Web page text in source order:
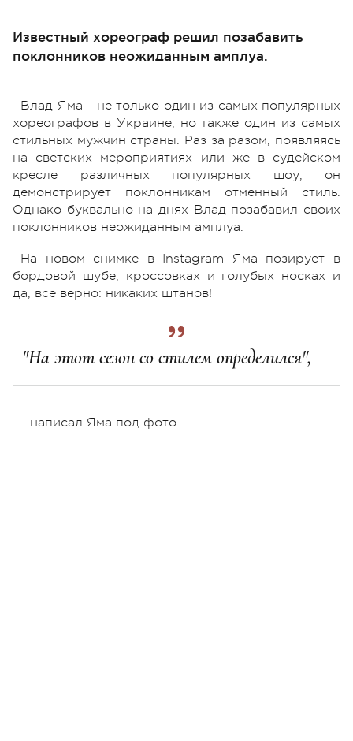
Известный хореограф решил позабавить
поклонников неожиданным амплуа.
Влад Яма - не только один из самых популярных
хореографов в Украине, но также один из самых
стильных мужчин страны. Раз за разом, появляясь
на светских мероприятиях или же в судейском
кресле различных популярных шоу, он
демонстрирует поклонникам отменный стиль.
Однако буквально на днях Влад позабавил своих
поклонников неожиданным амплуа.
На новом снимке в Instagram Яма позирует в
бордовой шубе, кроссовках и голубых носках и
да, все верно: никаких штанов!
"На этот сезон со стилем определился",
- написал Яма под фото.